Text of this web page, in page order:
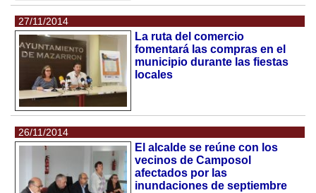
27/11/2014
La ruta del comercio
fomentará las compras en el
municipio durante las fiestas
locales
26/11/2014
El alcalde se reúne con los
vecinos de Camposol
afectados por las
inundaciones de septiembre